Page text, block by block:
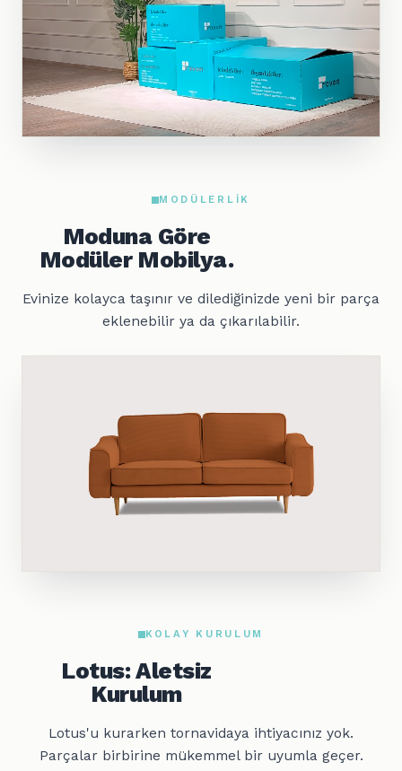
MODÜLERLIK
Moduna Göre
Modüler Mobilya.
Evinize kolayca taşınır ve dilediğinizde yeni bir parça
eklenebilir ya da çıkarılabilir.
KOLAY KURULUM
Lotus: Aletsiz
Kurulum
Lotus'u kurarken tornavidaya ihtiyacınız yok.
Parçalar birbirine mükemmel bir uyumla geçer.